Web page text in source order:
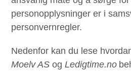
personopplysninger er i
personvernregler.
Nedenfor kan du lese
Moelv AS ogLedigtime.no